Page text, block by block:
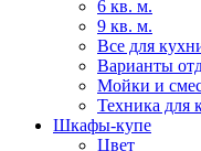
6 кв. м.
9 кв. м.
Все для
Варианты
Мойки и
Техника для
Шкафы-купе
Цвет